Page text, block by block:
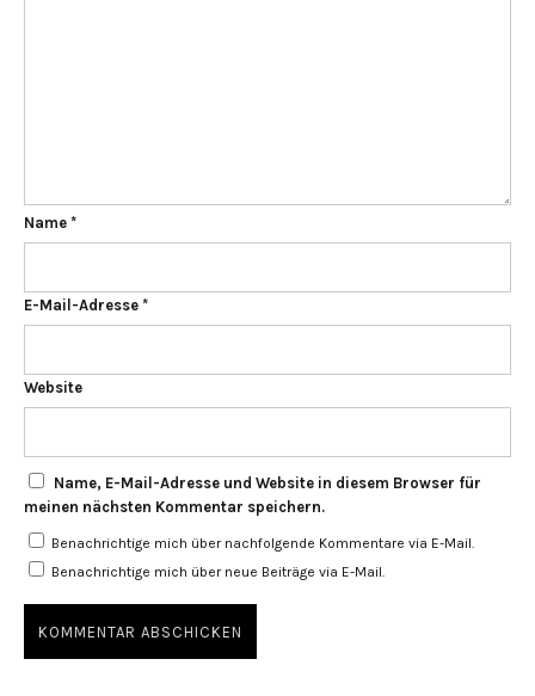
Name *
E-Mail-Adresse *
Website
Name, E-Mail-Adresse und Website in diesem Browser für
meinen nächsten Kommentar speichern.
Benachrichtige mich über nachfolgende Kommentare via E-Mail.
Benachrichtige mich über neue Beiträge via E-Mail.